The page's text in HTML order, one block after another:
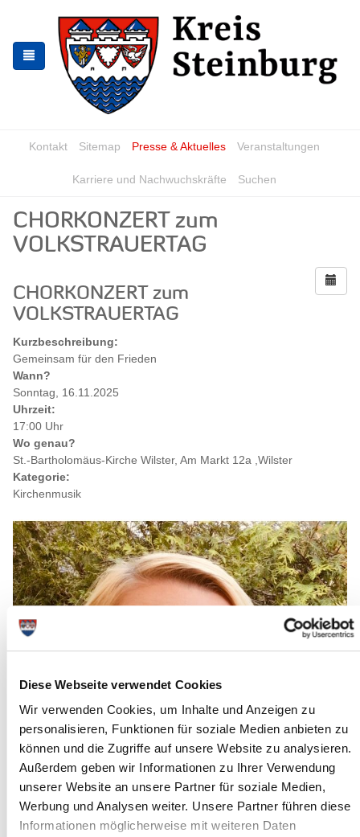
Diese Webseite verwendet Cookies
Wir verwenden Cookies, um Inhalte und Anzeigen zu
personalisieren, Funktionen für soziale Medien anbieten zu
können und die Zugriffe auf unsere Website zu analysieren.
Außerdem geben wir Informationen zu Ihrer Verwendung
unserer Website an unsere Partner für soziale Medien,
Werbung und Analysen weiter. Unsere Partner führen diese
Informationen möglicherweise mit weiteren Daten
springen
springen
Kontakt Sitemap Presse & Aktuelles Veranstaltungen
Karriere und Nachwuchskräfte Suchen
CHORKONZERT zum
VOLKSTRAUERTAG
CHORKONZERT zum
VOLKSTRAUERTAG
Kurzbeschreibung:
Gemeinsam für den Frieden
Wann?
Sonntag, 16.11.2025
Uhrzeit:
17:00 Uhr
Wo genau?
St.-Bartholomäus-Kirche Wilster, Am Markt 12a ,Wilster
Kategorie:
Kirchenmusik